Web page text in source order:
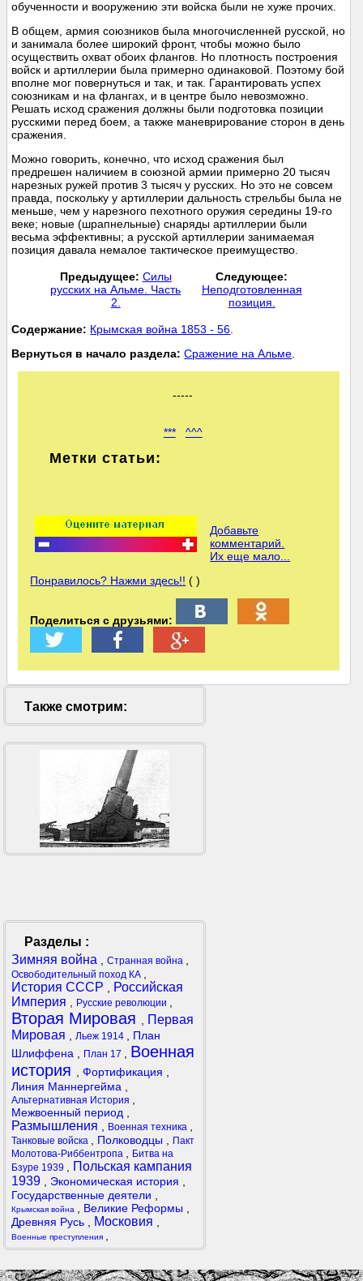
обученности и вооружению эти войска были не хуже прочих.
В общем, армия союзников была многочисленней русской, но
и занимала более широкий фронт, чтобы можно было
осуществить охват обоих флангов. Но плотность построения
войск и артиллерии была примерно одинаковой. Поэтому бой
вполне мог повернуться и так, и так. Гарантировать успех
союзникам и на флангах, и в центре было невозможно.
Решать исход сражения должны были подготовка позиции
русскими перед боем, а также маневрирование сторон в день
сражения.
Можно говорить, конечно, что исход сражения был
предрешен наличием в союзной армии примерно 20 тысяч
нарезных ружей против 3 тысяч у русских. Но это не совсем
правда, поскольку у артиллерии дальность стрельбы была не
меньше, чем у нарезного пехотного оружия середины 19-го
веке; новые (шрапнельные) снаряды артиллерии были
весьма эффективны; а русской артиллерии занимаемая
позиция давала немалое тактическое преимущество.
Предыдущее: Силы
русских на Альме. Часть
2.
Следующее:
Неподготовленная
позиция.
Cодержание: Крымская война 1853 - 56.
Вернуться в начало раздела: Сражение на Альме.
-----
*** ^^^
Метки статьи:
Добавьте
комментарий.
Их еще мало...
Понравилось? Нажми здесь!! ( )
Поделиться с друзьями:
Также смотрим:
Разделы :
Зимняя война , Странная война ,
Освободительный поход КА ,
История СССР , Российская
Империя , Русские революции ,
Вторая Мировая , Первая
Мировая , Льеж 1914 , План
Шлиффена , План 17 , Военная
история , Фортификация ,
Линия Маннергейма ,
Альтернативная История ,
Межвоенный период ,
Размышления , Военная техника ,
Танковые войска , Полководцы , Пакт
Молотова-Риббентропа , Битва на
Бзуре 1939 , Польская кампания
1939 , Экономическая история ,
Государственные деятели ,
Крымская война , Великие Реформы ,
Древняя Русь , Московия ,
Военные преступления ,